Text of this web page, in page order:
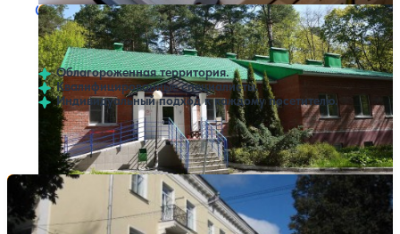
Санаторий Калуга-Бор
4.448 отзывов
Калуга
Облагороженная территория.
Квалифицированные специалисты.
Индивидуальный подход к каждому посетителю.
Профилей лечения:2
Нет цен или свободных мест на выбранные даты
Выбрать другой вариант
Санаторий Детский им. П. Морозова
513 отзывов
Калуга
Нет цен или свободных мест на выбранные даты
Выбрать другой вариант